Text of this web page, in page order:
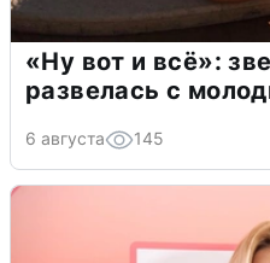
«Ну вот и всё»:
развелась с
6 августа 145